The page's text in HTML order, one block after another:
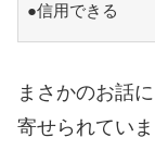
●信用できる
まさかのお話
寄せられていま